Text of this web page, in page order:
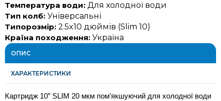
Температура води: Для холодної води
Тип колб: Універсальні
Типорозмір: 2.5x10 дюймів (Slim 10)
Країна походження: Україна
ОПИС
ХАРАКТЕРИСТИКИ
Картридж 10″ SLIM 20 мкм пом’якшуючий для холодної води